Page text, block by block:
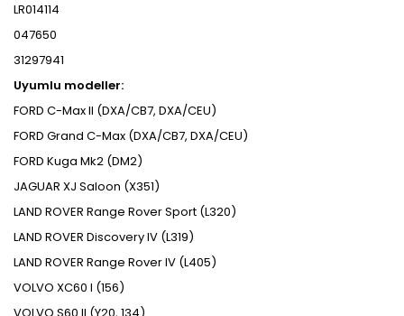
LR014114
047650
31297941
Uyumlu modeller:
FORD C-Max II (DXA/CB7, DXA/CEU)
FORD Grand C-Max (DXA/CB7, DXA/CEU)
FORD Kuga Mk2 (DM2)
JAGUAR XJ Saloon (X351)
LAND ROVER Range Rover Sport (L320)
LAND ROVER Discovery IV (L319)
LAND ROVER Range Rover IV (L405)
VOLVO XC60 I (156)